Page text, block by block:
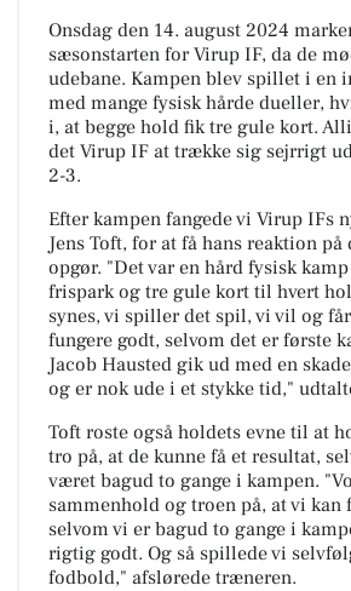
Onsdag den 14. august 2024
sæsonstarten for Virup IF, da de
udebane. Kampen blev spillet i en
med mange fysisk hårde dueller,
i, at begge hold fik tre gule kort.
det Virup IF at trække sig sejrrigt
2-3.
Efter kampen fangede vi Virup IFs
Jens Toft, for at få hans reaktion
opgør. "Det var en hård fysisk
frispark og tre gule kort til hvert
synes, vi spiller det spil, vi vil og
fungere godt, selvom det er første
Jacob Hausted gik ud med en
og er nok ude i et stykke tid,"
Toft roste også holdets evne til at
tro på, at de kunne få et resultat,
været bagud to gange i kampen.
sammenhold og troen på, at vi kan
selvom vi er bagud to gange i
rigtig godt. Og så spillede vi
fodbold," afslørede træneren.